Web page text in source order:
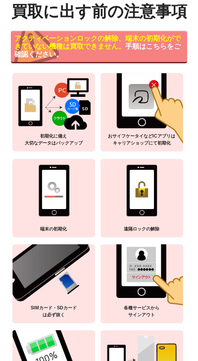
買取に出す前の注意事項
アクティベーションロックの解除、端末の初期化がで
きていない機種は買取できません。 手順はこちらをご
確認ください。
初期化に備え
大切なデータはバックアップ
おサイフケータイなどICアプリは
キャリアショップにて初期化
端末の初期化 遠隔ロックの解除
SIMカード・SDカード
は必ず抜く
各種サービスから
サインアウト